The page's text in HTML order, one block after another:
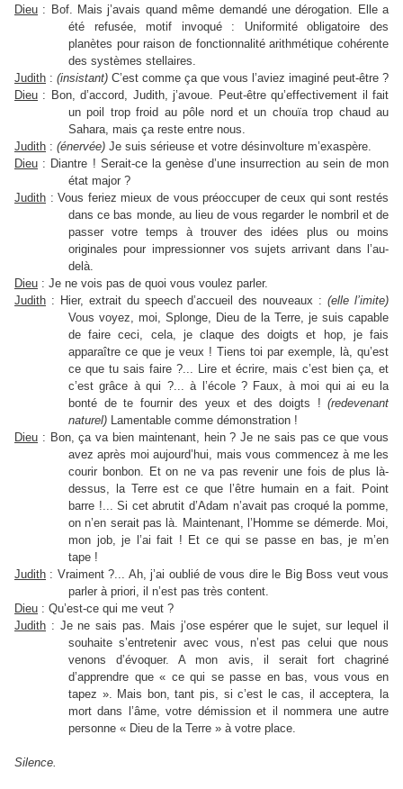
Dieu : Bof. Mais j’avais quand même demandé une dérogation. Elle a
été refusée, motif invoqué : Uniformité obligatoire des
planètes pour raison de fonctionnalité arithmétique cohérente
des systèmes stellaires.
Judith : (insistant) C’est comme ça que vous l’aviez imaginé peut-être ?
Dieu : Bon, d’accord, Judith, j’avoue. Peut-être qu’effectivement il fait
un poil trop froid au pôle nord et un chouïa trop chaud au
Sahara, mais ça reste entre nous.
Judith : (énervée) Je suis sérieuse et votre désinvolture m’exaspère.
Dieu : Diantre ! Serait-ce la genèse d’une insurrection au sein de mon
état major ?
Judith : Vous feriez mieux de vous préoccuper de ceux qui sont restés
dans ce bas monde, au lieu de vous regarder le nombril et de
passer votre temps à trouver des idées plus ou moins
originales pour impressionner vos sujets arrivant dans l’au-
delà.
Dieu : Je ne vois pas de quoi vous voulez parler.
Judith : Hier, extrait du speech d’accueil des nouveaux :(elle l’imite)
Vous voyez, moi, Splonge, Dieu de la Terre, je suis capable
de faire ceci, cela, je claque des doigts et hop, je fais
apparaître ce que je veux ! Tiens toi par exemple, là, qu’est
ce que tu sais faire ?... Lire et écrire, mais c’est bien ça, et
c’est grâce à qui ?... à l’école ? Faux, à moi qui ai eu la
bonté de te fournir des yeux et des doigts ! (redevenant
naturel) Lamentable comme démonstration !
Dieu : Bon, ça va bien maintenant, hein ? Je ne sais pas ce que vous
avez après moi aujourd’hui, mais vous commencez à me les
courir bonbon. Et on ne va pas revenir une fois de plus là-
dessus, la Terre est ce que l’être humain en a fait. Point
barre !... Si cet abrutit d’Adam n’avait pas croqué la pomme,
on n’en serait pas là. Maintenant, l’Homme se démerde. Moi,
mon job, je l’ai fait ! Et ce qui se passe en bas, je m’en
tape !
Judith : Vraiment ?... Ah, j’ai oublié de vous dire le Big Boss veut vous
parler à priori, il n’est pas très content.
Dieu : Qu’est-ce qui me veut ?
Judith : Je ne sais pas. Mais j’ose espérer que le sujet, sur lequel il
souhaite s’entretenir avec vous, n’est pas celui que nous
venons d’évoquer. A mon avis, il serait fort chagriné
d’apprendre que « ce qui se passe en bas, vous vous en
tapez ». Mais bon, tant pis, si c’est le cas, il acceptera, la
mort dans l’âme, votre démission et il nommera une autre
personne « Dieu de la Terre » à votre place.
Silence.